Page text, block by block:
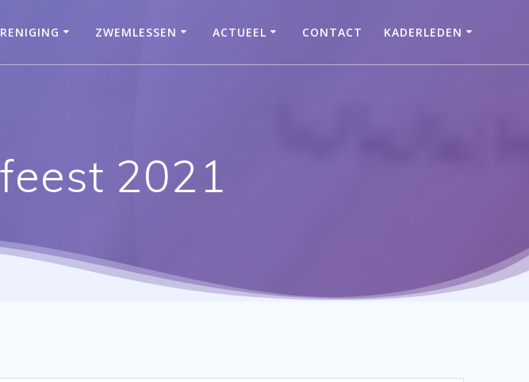
ZWEMLESSEN ACTUEEL CONTACT KADERLEDEN
2021